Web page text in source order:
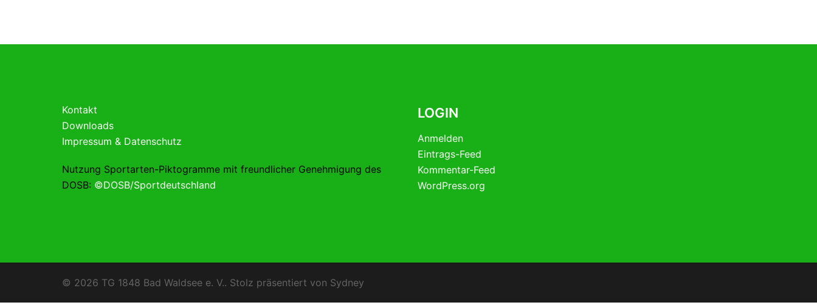
Kontakt
Downloads
Impressum & Datenschutz
Nutzung Sportarten-Piktogramme mit freundlicher Genehmigung des
DOSB: ©DOSB/Sportdeutschland
LOGIN
Anmelden
Eintrags-Feed
Kommentar-Feed
WordPress.org
© 2026 TG 1848 Bad Waldsee e. V.. Stolz präsentiert von Sydney